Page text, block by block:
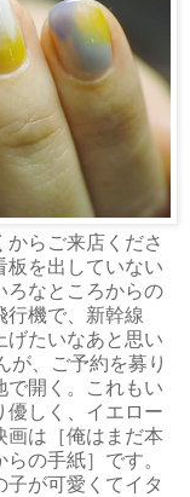
らご来店くださ
板を出していない
ろなところからの
行機で、新幹線
げたいなあと思い
が、ご予約を募り
で開く。これもい
優しく、イエロー
画は［俺はまだ本
の手紙］です。
が可愛くてイタ